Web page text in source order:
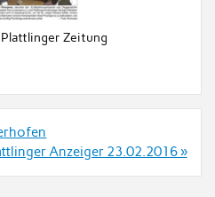
Zeitung
Anzeiger 23.02.2016 »